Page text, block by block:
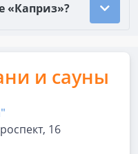
«Каприз»?
и сауны
16